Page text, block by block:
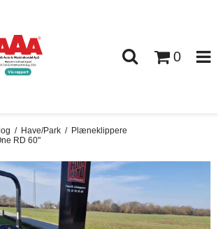
0
/ Have/Park / Plæneklippere
RD 60"